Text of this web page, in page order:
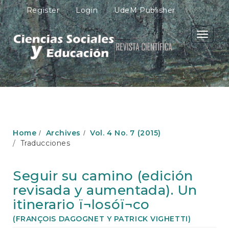
M
a
i
n
N
a
v
i
g
n
n
C
o
n
t
Register Login UdeM Publisher
Toggle
Home Archives
Vol. 4 No. 7 (2015)
Traducciones
Seguir su camino (edición
revisada y aumentada). Un
itinerario ï¬losóï¬co
(FRANÇOIS DAGOGNET Y PATRICK VIGHETTI)